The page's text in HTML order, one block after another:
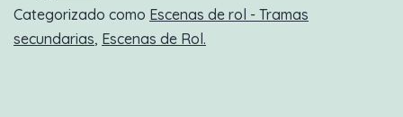
Categorizado como Escenas de rol - Tramas
secundarias, Escenas de Rol.